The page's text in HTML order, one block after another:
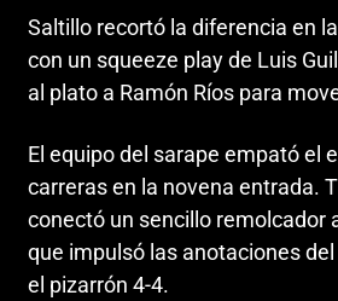
Saltillo recortó la diferencia en
con un squeeze play de Luis
al plato a Ramón Ríos para
El equipo del sarape empató el
carreras en la novena entrada.
conectó un sencillo remolcador
que impulsó las anotaciones
el pizarrón 4-4.